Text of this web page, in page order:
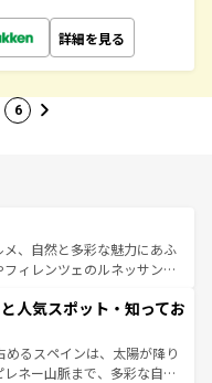
詳細を見る
6
、自然と多彩な魅力にあふ
ィレンツェのルネッサンス
風景やアマルフィ海岸の絶
。観光の合間には、本場の
リア料理を堪能することも
まで、すべての瞬間を楽し
人気スポット・知ってお
るスペインは、太陽が降り
ネー山脈まで、多彩な自然